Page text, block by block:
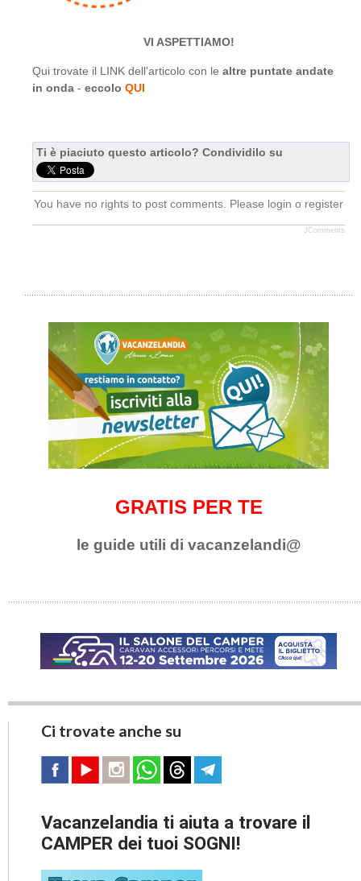
VI ASPETTIAMO!
Qui trovate il LINK dell'articolo con le altre puntate andate
in onda - eccolo QUI
Ti è piaciuto questo articolo? Condividilo su
You have no rights to post comments. Please login o register
JComments
GRATIS PER TE
le guide utili di vacanzelandi@
Ci trovate anche su
Vacanzelandia ti aiuta a trovare il
CAMPER dei tuoi SOGNI!